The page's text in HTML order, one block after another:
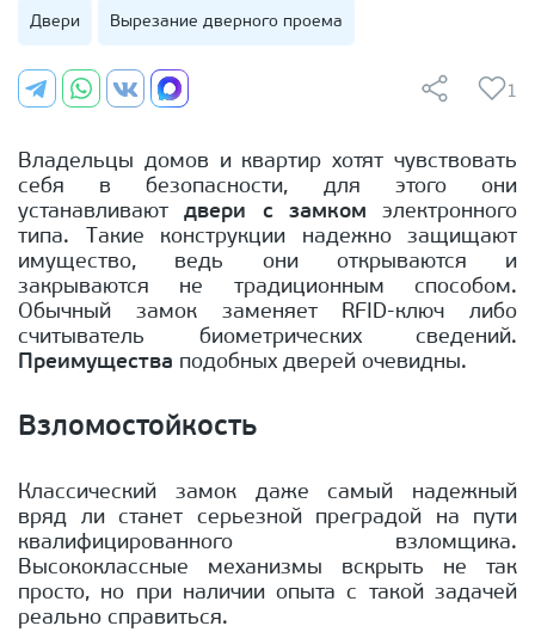
Двери Вырезание дверного проема
1
Владельцы домов и квартир хотят чувствовать
себя в безопасности, для этого они
устанавливаютдвери с замком электронного
типа. Такие конструкции надежно защищают
имущество, ведь они открываются и
закрываются не традиционным способом.
Обычный замок заменяет RFID-ключ либо
считыватель биометрических сведений.
Преимущества подобных дверей очевидны.
Взломостойкость
Классический замок даже самый надежный
вряд ли станет серьезной преградой на пути
квалифицированного взломщика.
Высококлассные механизмы вскрыть не так
просто, но при наличии опыта с такой задачей
реально справиться.